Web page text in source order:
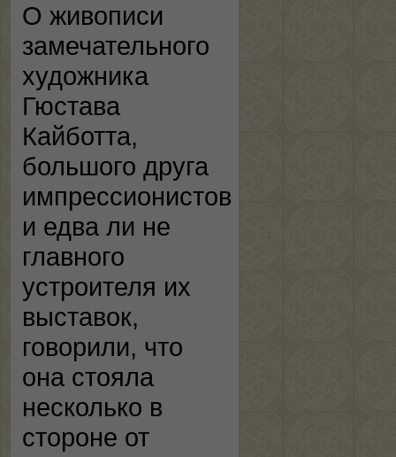
О живописи
замечательного
художника
Гюстава
Кайботта,
большого друга
импрессионистов
и едва ли не
главного
устроителя их
выставок,
говорили, что
она стояла
несколько в
стороне от